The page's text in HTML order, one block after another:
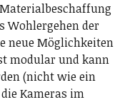
Wohlergehen der
neue Möglichkeiten
modular und kann
(nicht wie ein
Kameras im